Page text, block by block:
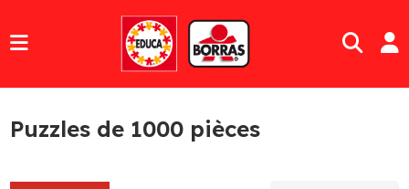
Puzzles de 1000 pièces